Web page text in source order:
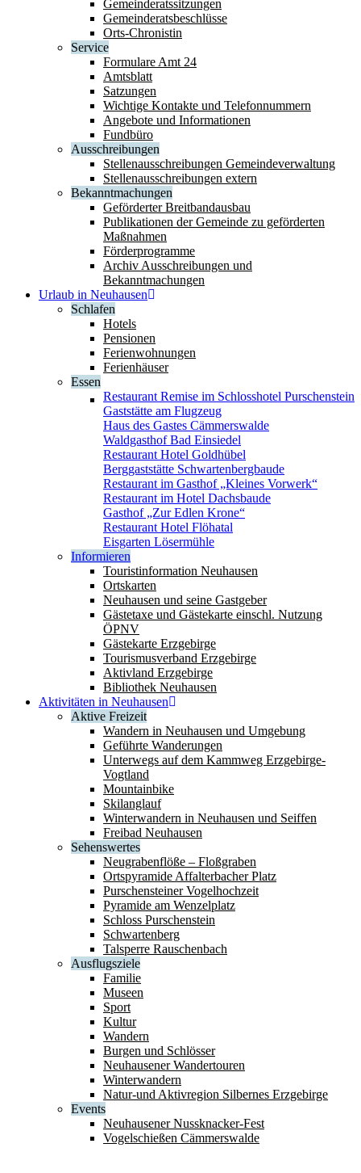
Gemeinderatssitzungen
Gemeinderatsbeschlüsse
Orts-Chronistin
Service
Formulare Amt 24
Amtsblatt
Satzungen
Wichtige Kontakte und Telefonnummern
Angebote und Informationen
Fundbüro
Ausschreibungen
Stellenausschreibungen Gemeindeverwaltung
Stellenausschreibungen extern
Bekanntmachungen
Geförderter Breitbandausbau
Publikationen der Gemeinde zu geförderten
Maßnahmen
Förderprogramme
Archiv Ausschreibungen und
Bekanntmachungen
Urlaub in Neuhausen
Schlafen
Hotels
Pensionen
Ferienwohnungen
Ferienhäuser
Essen
Restaurant Remise im Schlosshotel Purschenstein
Gaststätte am Flugzeug
Haus des Gastes Cämmerswalde
Waldgasthof Bad Einsiedel
Restaurant Hotel Goldhübel
Berggaststätte Schwartenbergbaude
Restaurant im Gasthof „Kleines Vorwerk“
Restaurant im Hotel Dachsbaude
Gasthof „Zur Edlen Krone“
Restaurant Hotel Flöhatal
Eisgarten Lösermühle
Informieren
Touristinformation Neuhausen
Ortskarten
Neuhausen und seine Gastgeber
Gästetaxe und Gästekarte einschl. Nutzung
ÖPNV
Gästekarte Erzgebirge
Tourismusverband Erzgebirge
Aktivland Erzgebirge
Bibliothek Neuhausen
Aktivitäten in Neuhausen
Aktive Freizeit
Wandern in Neuhausen und Umgebung
Geführte Wanderungen
Unterwegs auf dem Kammweg Erzgebirge-
Vogtland
Mountainbike
Skilanglauf
Winterwandern in Neuhausen und Seiffen
Freibad Neuhausen
Sehenswertes
Neugrabenflöße – Floßgraben
Ortspyramide Affalterbacher Platz
Purschensteiner Vogelhochzeit
Pyramide am Wenzelplatz
Schloss Purschenstein
Schwartenberg
Talsperre Rauschenbach
Ausflugsziele
Familie
Museen
Sport
Kultur
Wandern
Burgen und Schlösser
Neuhausener Wandertouren
Winterwandern
Natur-und Aktivregion Silbernes Erzgebirge
Events
Neuhausener Nussknacker-Fest
Vogelschießen Cämmerswalde